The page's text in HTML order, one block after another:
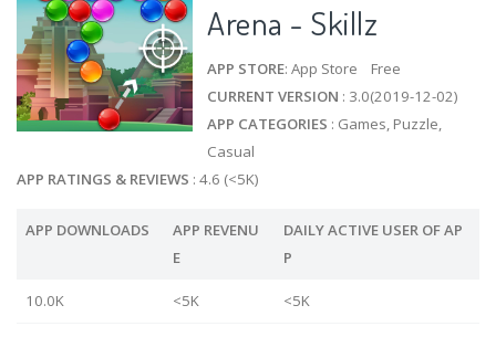
Arena - Skillz
APP STORE: App Store Free
CURRENT VERSION : 3.0(2019-12-02)
APP CATEGORIES : Games, Puzzle,
Casual
APP RATINGS & REVIEWS : 4.6 (<5K)
APP DOWNLOADS
APP REVENU
E
DAILY ACTIVE USER OF AP
P
10.0K <5K <5K